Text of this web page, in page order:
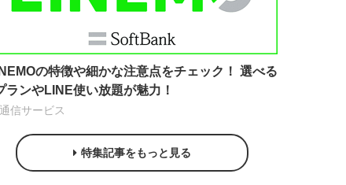
の特徴や細かな注意点をチェック！ 選べる
ランやLINE使い放題が魅力！
通信サービス
特集記事をもっと見る